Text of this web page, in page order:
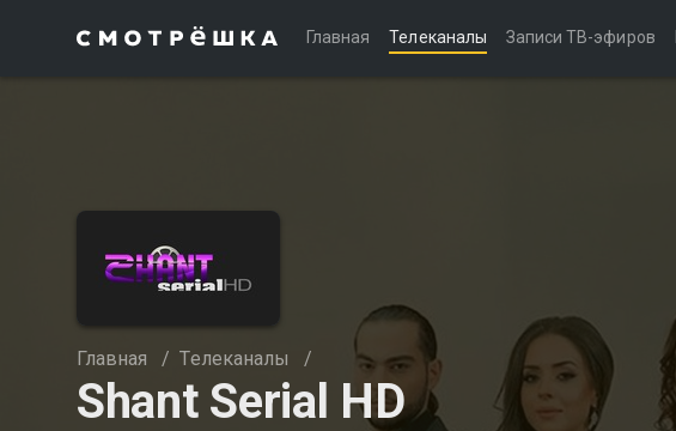
Главная Телеканалы Записи ТВ-эфиров
Главная / Телеканалы /
Shant Serial HD